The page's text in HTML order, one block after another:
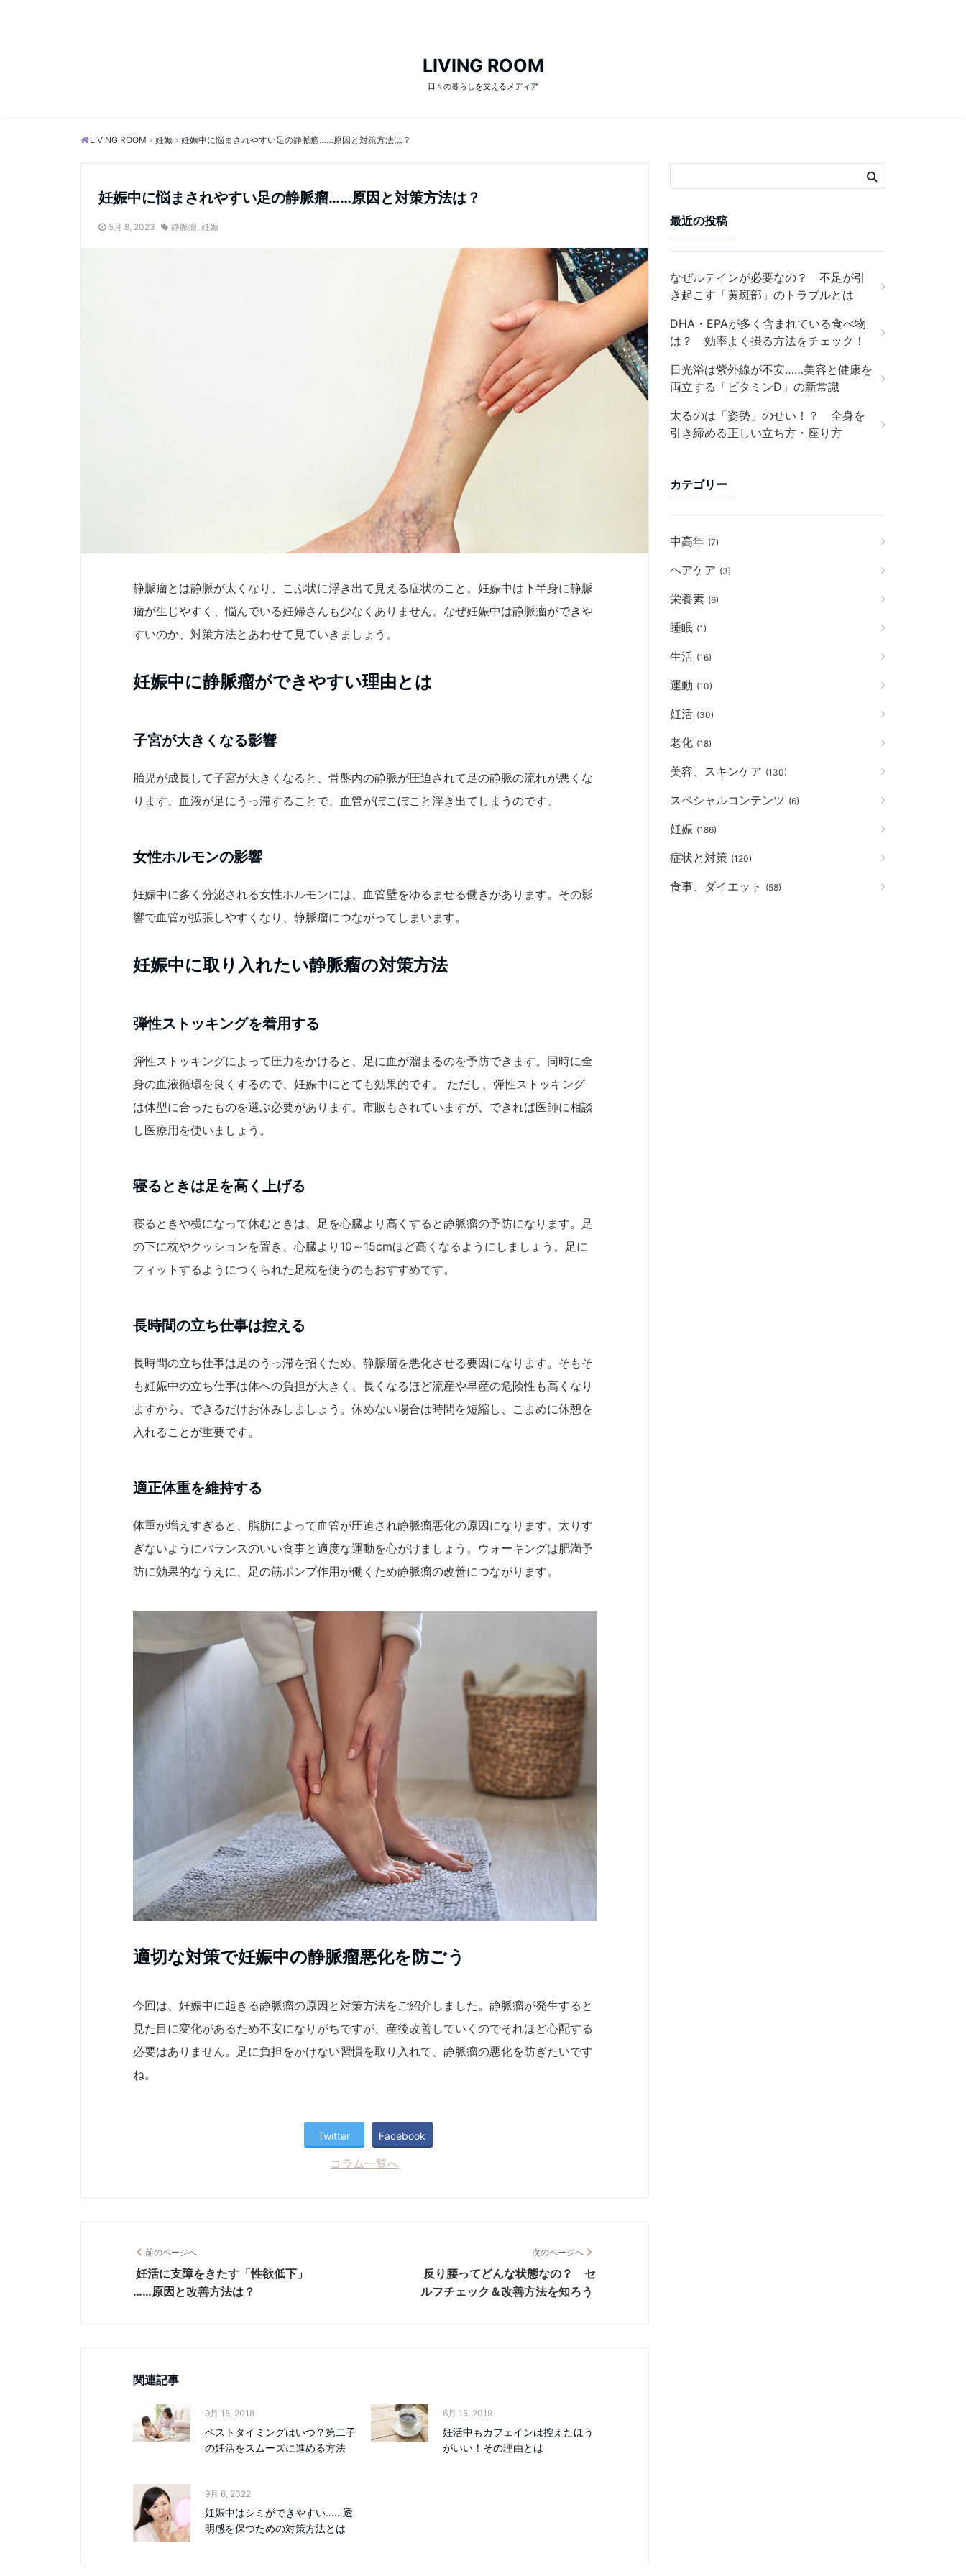
LIVING ROOM
日々の暮らしを支えるメディア
LIVING ROOM 妊娠 妊娠中に悩まされやすい足の静脈瘤……原因と対策方法は？
妊娠中に悩まされやすい足の静脈瘤……原因と対策方法は？
5月 8, 2023 静脈瘤, 妊娠
静脈瘤とは静脈が太くなり、こぶ状に浮き出て見える症状のこと。妊娠中は下半身に静脈
瘤が生じやすく、悩んでいる妊婦さんも少なくありません。なぜ妊娠中は静脈瘤ができや
すいのか、対策方法とあわせて見ていきましょう。
妊娠中に静脈瘤ができやすい理由とは
子宮が大きくなる影響
胎児が成長して子宮が大きくなると、骨盤内の静脈が圧迫されて足の静脈の流れが悪くな
ります。血液が足にうっ滞することで、血管がぼこぼこと浮き出てしまうのです。
女性ホルモンの影響
妊娠中に多く分泌される女性ホルモンには、血管壁をゆるませる働きがあります。その影
響で血管が拡張しやすくなり、静脈瘤につながってしまいます。
妊娠中に取り入れたい静脈瘤の対策方法
弾性ストッキングを着用する
弾性ストッキングによって圧力をかけると、足に血が溜まるのを予防できます。同時に全
身の血液循環を良くするので、妊娠中にとても効果的です。 ただし、弾性ストッキング
は体型に合ったものを選ぶ必要があります。市販もされていますが、できれば医師に相談
し医療用を使いましょう。
寝るときは足を高く上げる
寝るときや横になって休むときは、足を心臓より高くすると静脈瘤の予防になります。足
の下に枕やクッションを置き、心臓より10～15cmほど高くなるようにしましょう。足に
フィットするようにつくられた足枕を使うのもおすすめです。
長時間の立ち仕事は控える
長時間の立ち仕事は足のうっ滞を招くため、静脈瘤を悪化させる要因になります。そもそ
も妊娠中の立ち仕事は体への負担が大きく、長くなるほど流産や早産の危険性も高くなり
ますから、できるだけお休みしましょう。休めない場合は時間を短縮し、こまめに休憩を
入れることが重要です。
適正体重を維持する
体重が増えすぎると、脂肪によって血管が圧迫され静脈瘤悪化の原因になります。太りす
ぎないようにバランスのいい食事と適度な運動を心がけましょう。ウォーキングは肥満予
防に効果的なうえに、足の筋ポンプ作用が働くため静脈瘤の改善につながります。
適切な対策で妊娠中の静脈瘤悪化を防ごう
今回は、妊娠中に起きる静脈瘤の原因と対策方法をご紹介しました。静脈瘤が発生すると
見た目に変化があるため不安になりがちですが、産後改善していくのでそれほど心配する
必要はありません。足に負担をかけない習慣を取り入れて、静脈瘤の悪化を防ぎたいです
ね。
Twitter Facebook
コラム一覧へ
前のページへ
妊活に支障をきたす「性欲低下」
……原因と改善方法は？
次のページへ
反り腰ってどんな状態なの？ セ
ルフチェック＆改善方法を知ろう
関連記事
9月 15, 2018
ベストタイミングはいつ？第二子
の妊活をスムーズに進める方法
6月 15, 2019
妊活中もカフェインは控えたほう
がいい！その理由とは
9月 6, 2022
妊娠中はシミができやすい……透
明感を保つための対策方法とは
最近の投稿
なぜルテインが必要なの？ 不足が引
き起こす「黄斑部」のトラブルとは
DHA・EPAが多く含まれている食べ物
は？ 効率よく摂る方法をチェック！
日光浴は紫外線が不安……美容と健康を
両立する「ビタミンD」の新常識
太るのは「姿勢」のせい！？ 全身を
引き締める正しい立ち方・座り方
カテゴリー
中高年 (7)
ヘアケア (3)
栄養素 (6)
睡眠 (1)
生活 (16)
運動 (10)
妊活 (30)
老化 (18)
美容、スキンケア (130)
スペシャルコンテンツ (6)
妊娠 (186)
症状と対策 (120)
食事、ダイエット (58)